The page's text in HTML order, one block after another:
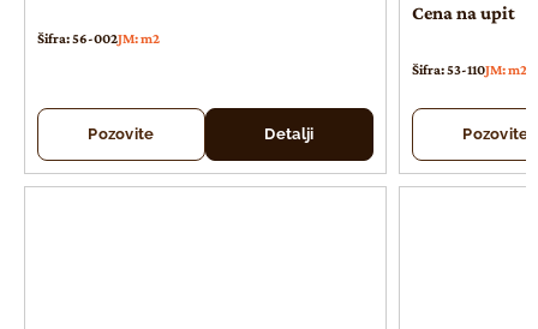
Šifra: 56-002JM: m2
Pozovite Detalji
Cena na upit
Šifra: 53-110JM: m2
Pozovite